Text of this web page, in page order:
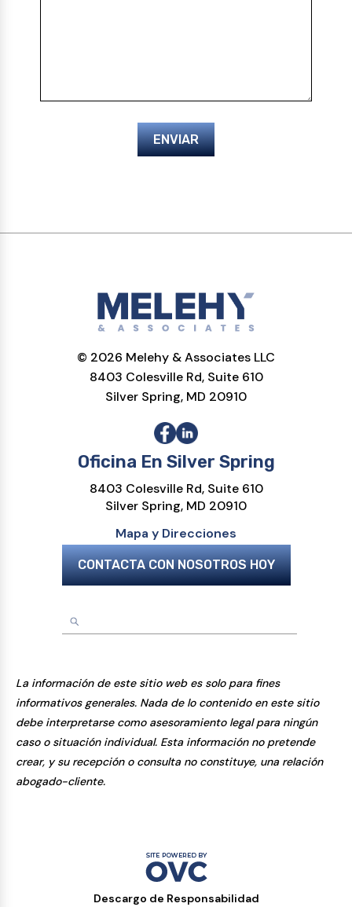
ENVIAR
© 2026 Melehy & Associates LLC
8403 Colesville Rd, Suite 610
Silver Spring, MD 20910
Oficina En Silver Spring
8403 Colesville Rd, Suite 610
Silver Spring, MD 20910
Mapa y Direcciones
CONTACTA CON NOSOTROS HOY
La información de este sitio web es solo para fines
informativos generales. Nada de lo contenido en este sitio
debe interpretarse como asesoramiento legal para ningún
caso o situación individual. Esta información no pretende
crear, y su recepción o consulta no constituye, una relación
abogado-cliente.
Descargo de Responsabilidad